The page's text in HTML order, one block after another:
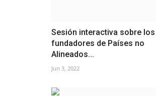
Sesión interactiva sobre los
fundadores de Países no
Alineados...
Jun 3, 2022